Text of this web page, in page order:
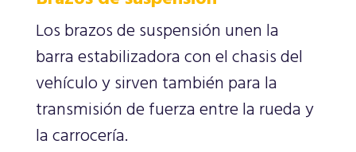
Los brazos de suspensión unen la
barra estabilizadora con el chasis del
vehículo y sirven también para la
transmisión de fuerza entre la rueda y
la carrocería.